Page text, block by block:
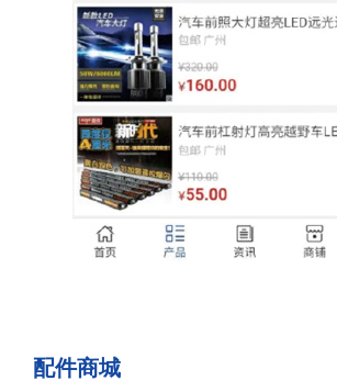
配件商城